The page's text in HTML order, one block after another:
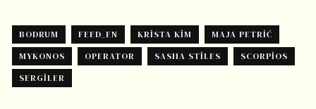
BODRUM FEED_EN KRISTA KIM
MAJA PETRIĆ
MYKONOS
OPERATOR SASHA STILES
SCORPIOS
SERGILER